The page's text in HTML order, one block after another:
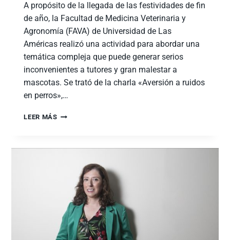
A propósito de la llegada de las festividades de fin
de año, la Facultad de Medicina Veterinaria y
Agronomía (FAVA) de Universidad de Las
Américas realizó una actividad para abordar una
temática compleja que puede generar serios
inconvenientes a tutores y gran malestar a
mascotas. Se trató de la charla «Aversión a ruidos
en perros»,…
LEER MÁS